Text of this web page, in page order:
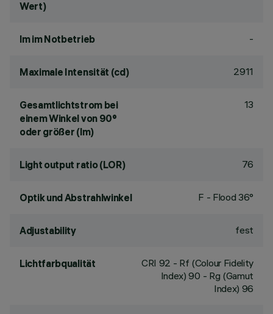
Wert)
lm im Notbetrieb -
Maximale Intensität (cd) 2911
Gesamtlichtstrom bei
einem Winkel von 90°
oder größer (lm)
13
Light output ratio (LOR) 76
Optik und Abstrahlwinkel F - Flood 36°
Adjustability fest
Lichtfarbqualität CRI 92 - Rf (Colour Fidelity
Index) 90 - Rg (Gamut
Index) 96